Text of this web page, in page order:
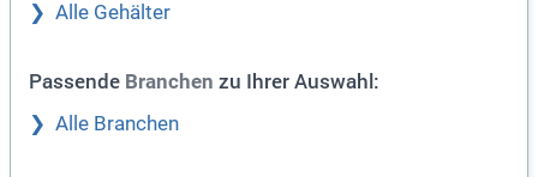
Alle Gehälter
Passende Branchen zu Ihrer Auswahl:
Alle Branchen